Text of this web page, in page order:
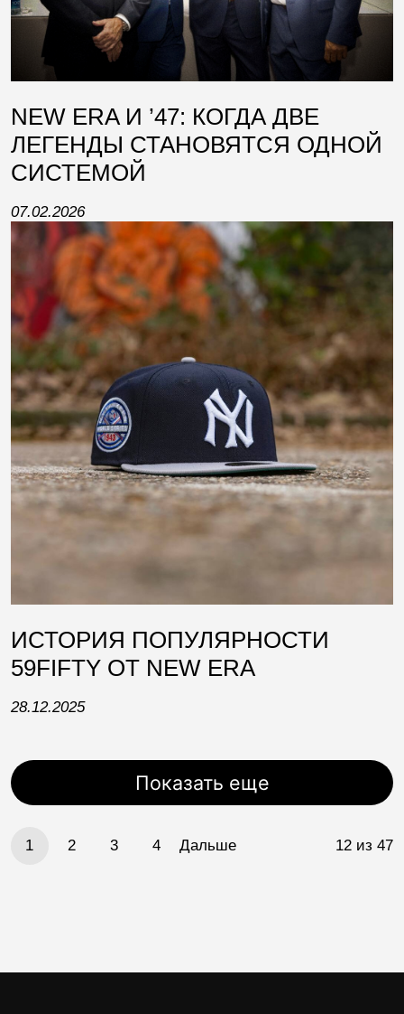
NEW ERA И ’47: КОГДА ДВЕ
ЛЕГЕНДЫ СТАНОВЯТСЯ ОДНОЙ
СИСТЕМОЙ
07.02.2026
ИСТОРИЯ ПОПУЛЯРНОСТИ
59FIFTY ОТ NEW ERA
28.12.2025
Показать еще
записей
1 2 3 4 Дальше 12 из 47